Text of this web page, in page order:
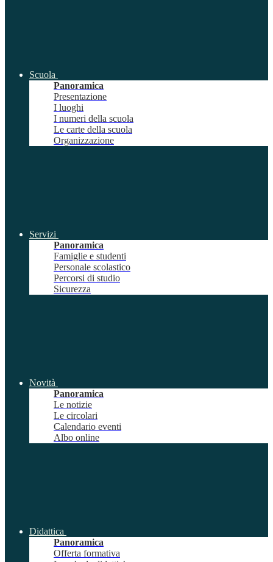
Scuola
Panoramica
Presentazione
I luoghi
I numeri della scuola
Le carte della scuola
Organizzazione
Servizi
Panoramica
Famiglie e studenti
Personale scolastico
Percorsi di studio
Sicurezza
Novità
Panoramica
Le notizie
Le circolari
Calendario eventi
Albo online
Didattica
Panoramica
Offerta formativa